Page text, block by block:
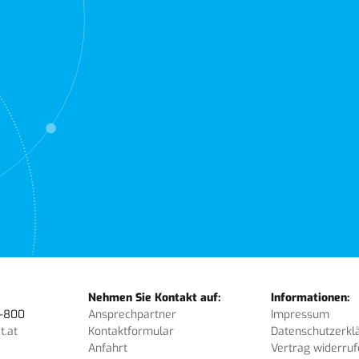
800
Nehmen Sie Kontakt auf:
Ansprechpartner
Kontaktformular
Anfahrt
Informationen:
Impressum
Vertrag